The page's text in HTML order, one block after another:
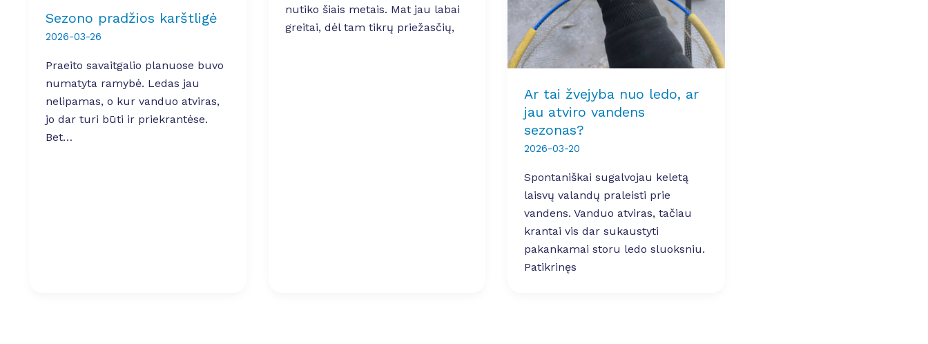
Sezono pradžios karštligė
2026-03-26
Praeito savaitgalio planuose buvo
numatyta ramybė. Ledas jau
nelipamas, o kur vanduo atviras,
jo dar turi būti ir priekrantėse.
Bet…
nutiko šiais metais. Mat jau labai
greitai, dėl tam tikrų priežasčių,
Ar tai žvejyba nuo ledo, ar
jau atviro vandens
sezonas?
2026-03-20
Spontaniškai sugalvojau keletą
laisvų valandų praleisti prie
vandens. Vanduo atviras, tačiau
krantai vis dar sukaustyti
pakankamai storu ledo sluoksniu.
Patikrinęs